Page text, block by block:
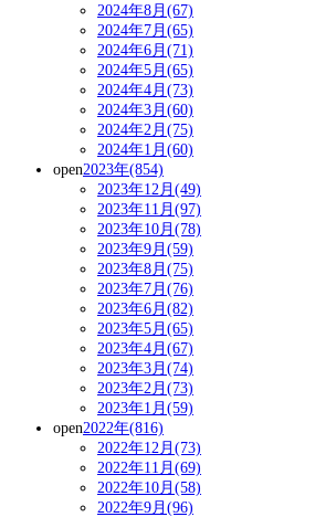
2024年8月(67)
2024年7月(65)
2024年6月(71)
2024年5月(65)
2024年4月(73)
2024年3月(60)
2024年2月(75)
2024年1月(60)
open2023年(854)
2023年12月(49)
2023年11月(97)
2023年10月(78)
2023年9月(59)
2023年8月(75)
2023年7月(76)
2023年6月(82)
2023年5月(65)
2023年4月(67)
2023年3月(74)
2023年2月(73)
2023年1月(59)
open2022年(816)
2022年12月(73)
2022年11月(69)
2022年10月(58)
2022年9月(96)